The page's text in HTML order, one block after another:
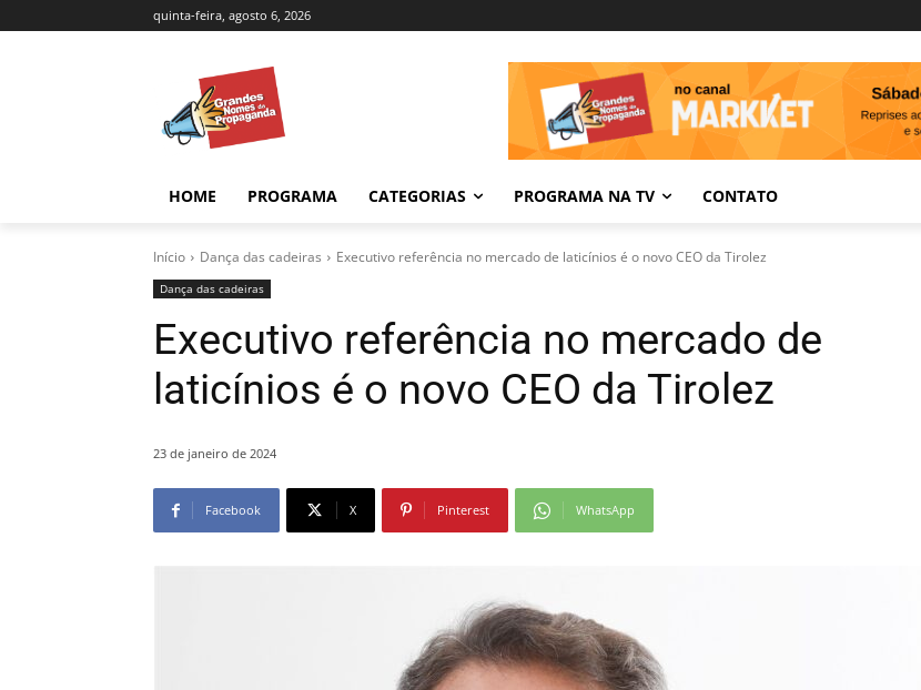
quinta-feira, agosto 6, 2026
HOME PROGRAMA CATEGORIAS PROGRAMA NA TV CONTATO
Início Dança das cadeiras Executivo referência no mercado de laticínios é o novo CEO da Tirolez
Dança das cadeiras
Executivo referência no mercado de
laticínios é o novo CEO da Tirolez
23 de janeiro de 2024
Facebook X Pinterest WhatsApp